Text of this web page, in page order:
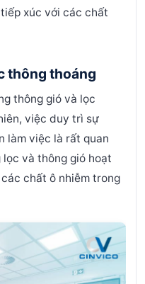
xúc với các chất
thông thoáng
thông gió và lọc
việc duy trì sự
làm việc là rất quan
và thông gió hoạt
chất ô nhiễm trong